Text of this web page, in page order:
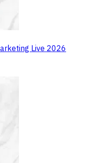
Live 2026